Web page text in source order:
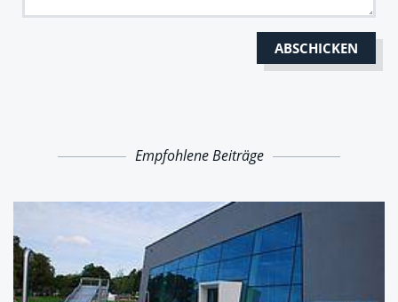
Empfohlene Beiträge